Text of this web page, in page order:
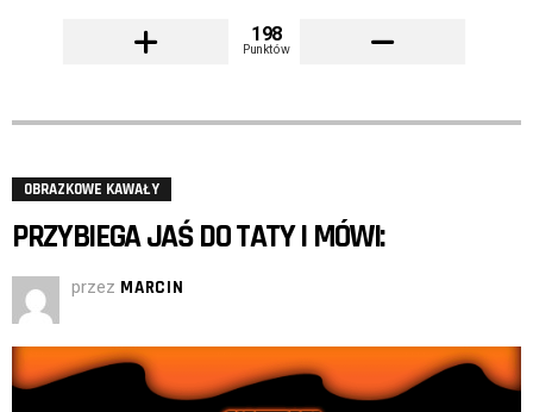
198
Punktów
OBRAZKOWE KAWAŁY
PRZYBIEGA JAŚ DO TATY I MÓWI:
przez MARCIN